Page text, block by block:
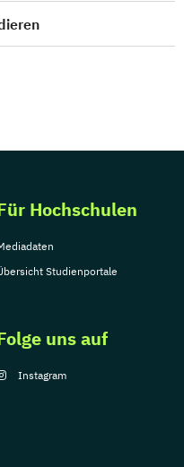
Hochschulen
Studienportale
uns auf
Instagram